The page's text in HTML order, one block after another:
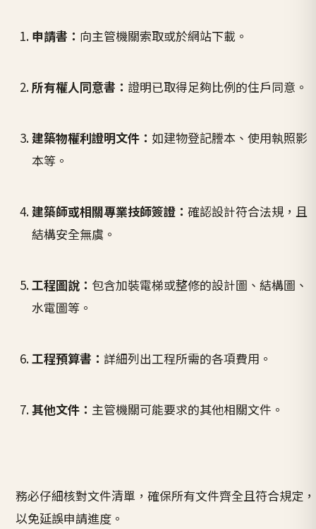
申請書： 向主管機關索取或於網站下載。
所有權人同意書： 證明已取得足夠比例的住戶同意。
建築物權利證明文件： 如建物登記謄本、使用執照影
本等。
建築師或相關專業技師簽證： 確認設計符合法規，且
結構安全無虞。
工程圖說： 包含加裝電梯或整修的設計圖、結構圖、
水電圖等。
工程預算書： 詳細列出工程所需的各項費用。
其他文件： 主管機關可能要求的其他相關文件。
務必仔細核對文件清單，確保所有文件齊全且符合規定，
以免延誤申請進度。